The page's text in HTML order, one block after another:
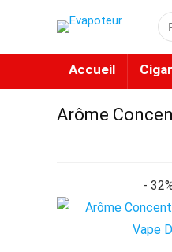
Accueil
Arôme
-